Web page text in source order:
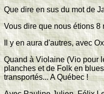
Que dire en sus du mot de
Vous dire que nous étions 8
Il y en aura d'autres, avec
Quand à Violaine (Vio pour
planches et de Folk en
transportés... A Québec !